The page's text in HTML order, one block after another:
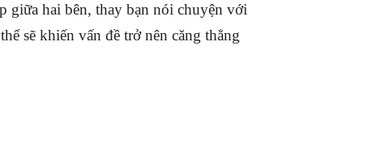
giữa hai bên, thay bạn nói chuyện với
sẽ khiến vấn đề trở nên căng thẳng